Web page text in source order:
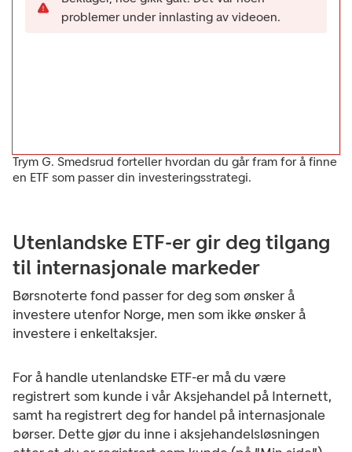
problemer under innlasting av videoen.
Trym G. Smedsrud forteller hvordan du går fram for å finne
en ETF som passer din investeringsstrategi.
Utenlandske ETF-er gir deg tilgang
til internasjonale markeder
Børsnoterte fond passer for deg som ønsker å
investere utenfor Norge, men som ikke ønsker å
investere i enkeltaksjer.
For å handle utenlandske ETF-er må du være
registrert som kunde i vår Aksjehandel på Internett,
samt ha registrert deg for handel på internasjonale
børser. Dette gjør du inne i aksjehandelsløsningen